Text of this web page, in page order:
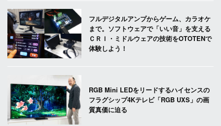
フルデジタルアンプからゲーム、カラオケ
まで。ソフトウェアで「いい音」を支える
ＣＲＩ・ミドルウェアの技術をOTOTENで
体験しよう！
RGB Mini LEDをリードするハイセンスの
フラグシップ4Kテレビ「RGB UXS」の画
質真価に迫る